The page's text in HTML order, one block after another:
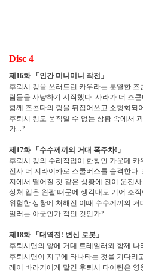
Disc 4
제16화 「인간 미니미니 작전 」
후뢰시 킹을 쓰러트린 카우라는 분열한
람들을 사냥하기 시작했다. 사라가 더 즈
함께 즈콘다의 링을 뒤집어쓰고 소형화되
후뢰시 킹도 움직일 수 없는 상황 속에서
가…?
제17화 「수수께끼의 거대 폭주차! 」
후뢰시 킹의 수리작업이 한창인 가운데
전사 더 지라이카로 스쿨버스를 습격한다.
지에서 떨어질 것 같은 상황에 진이 운전
상처 입은 왼팔 때문에 생각대로 기어 조
위험한 상황에 처해진 이때 수수께끼의
일러는 아군인가 적인 것인가?
제18화 「대역전! 변신 로봇 」
후뢰시맨의 앞에 거대 트레일러와 함께
후뢰시맨이 지구에 타나타는 것을 기다리
레이 바라키에게 맡긴 후뢰시 타이탄은